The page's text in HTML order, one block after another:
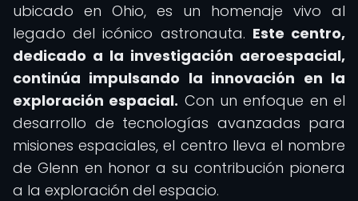
ubicado en Ohio, es un homenaje vivo al
legado del icónico astronauta. Este centro,
dedicado a la investigación aeroespacial,
continúa impulsando la innovación en la
exploración espacial. Con un enfoque en el
desarrollo de tecnologías avanzadas para
misiones espaciales, el centro lleva el nombre
de Glenn en honor a su contribución pionera
a la exploración del espacio.